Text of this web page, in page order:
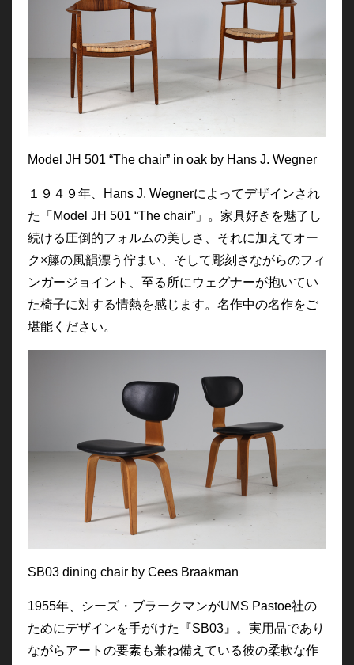
Model JH 501 “The chair” in oak by Hans J. Wegner
１９４９年、Hans J. Wegnerによってデザインされ
た「Model JH 501 “The chair”」。家具好きを魅了し
続ける圧倒的フォルムの美しさ、それに加えてオー
ク×籐の風韻漂う佇まい、そして彫刻さながらのフィ
ンガージョイント、至る所にウェグナーが抱いてい
た椅子に対する情熱を感じます。名作中の名作をご
堪能ください。
SB03 dining chair by Cees Braakman
1955年、シーズ・ブラークマンがUMS Pastoe社の
ためにデザインを手がけた『SB03』。実用品であり
ながらアートの要素も兼ね備えている彼の柔軟な作